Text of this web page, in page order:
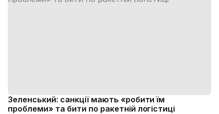
Зеленський: санкції мають «робити їм
проблеми» та бити по ракетній логістиці